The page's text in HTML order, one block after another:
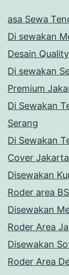
asa Sewa
Di sewakan
Desain
Di sewakan
Premium
Di Sewakan
Serang
Di Sewakan
Cover Jakarta
Disewakan
Roder area
Disewakan
Roder Area
Disewakan
Roder Area